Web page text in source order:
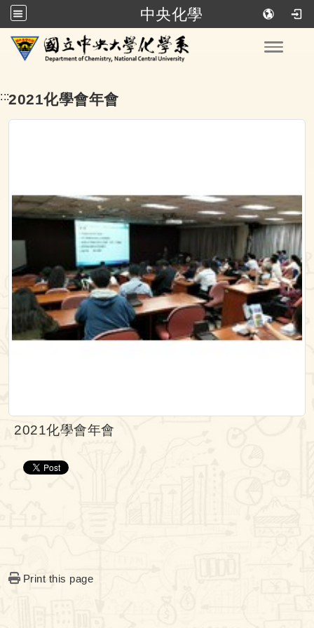
中央化學
跳到主要內容
:::2021化學會年會
2021化學會年會
Print this page